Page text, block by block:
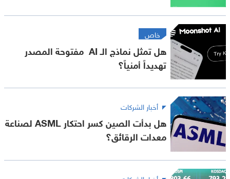
خاص
هل تمثل نماذج الـ AI مفتوحة المصدر
تهديداً أمنياً؟
أخبار الشركات
هل بدأت الصين كسر احتكار ASML لصناعة
معدات الرقائق؟